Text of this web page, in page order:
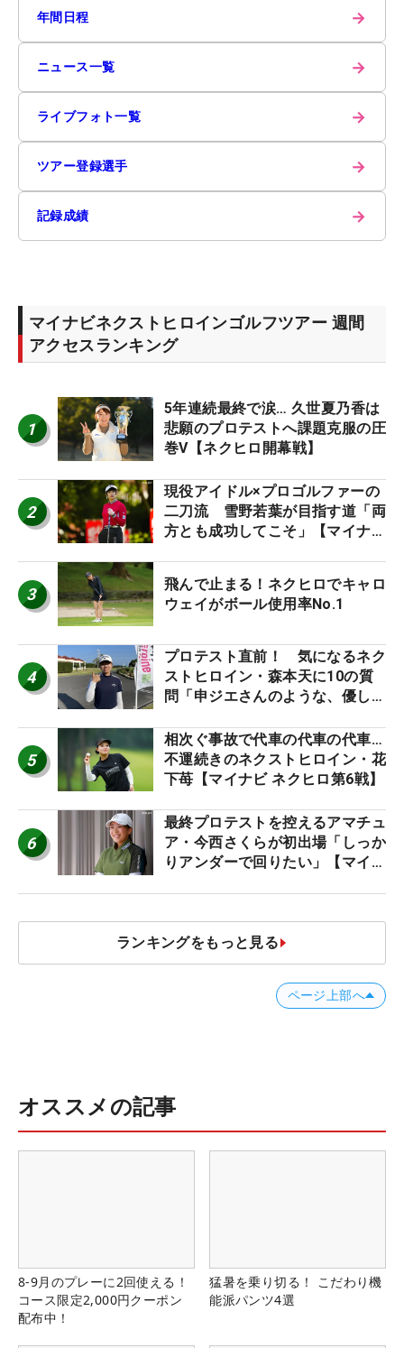
年間日程 →
ニュース一覧 →
ライブフォト一覧 →
ツアー登録選手 →
記録成績 →
マイナビネクストヒロインゴルフツアー 週間
アクセスランキング
1
5年連続最終で涙… 久世夏乃香は
悲願のプロテストへ課題克服の圧
巻V【ネクヒロ開幕戦】
2
現役アイドル×プロゴルファーの
二刀流 雪野若葉が目指す道「両
方とも成功してこそ」【マイナビ
3
飛んで止まる！ネクヒロでキャロ
ウェイがボール使用率No.1
4
プロテスト直前！ 気になるネク
ストヒロイン・森本天に10の質
問「申ジエさんのような、優しく
になりたいです」
5
相次ぐ事故で代車の代車の代車…
不運続きのネクストヒロイン・花
下苺【マイナビ ネクヒロ第6戦】
6
最終プロテストを控えるアマチュ
ア・今西さくらが初出場「しっか
りアンダーで回りたい」【マイナ
ランキングをもっと見る
ページ上部へ
オススメの記事
8-9月のプレーに2回使える！
コース限定2,000円クーポン
配布中！
猛暑を乗り切る！ こだわり機
能派パンツ4選